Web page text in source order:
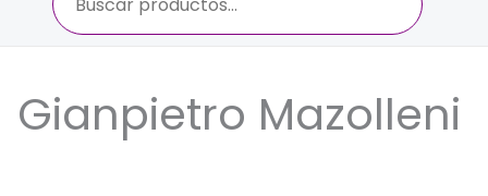
Gianpietro Mazolleni